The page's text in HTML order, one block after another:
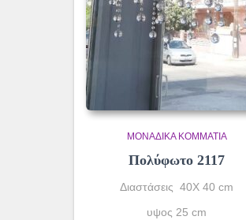
ΜΟΝΆΔΙΚΑ ΚΟΜΜΆΤΙΑ
Πολύφωτο 2117
Διαστάσεις 40Χ 40 cm
υψος 25 cm